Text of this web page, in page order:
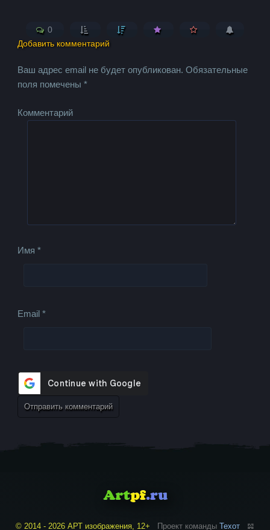
0
Добавить комментарий
Ваш адрес email не будет опубликован. Обязательные
поля помечены*
Комментарий
Имя*
Email*
© 2014 - 2026 АРТ изображения, 12+ Проект команды Техот 𝌴